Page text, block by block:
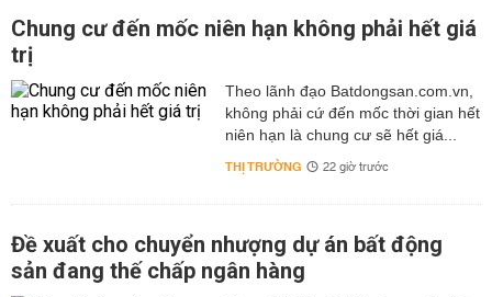
Chung cư đến mốc niên hạn không phải hết giá
trị
Theo lãnh đạo Batdongsan.com.vn,
không phải cứ đến mốc thời gian hết
niên hạn là chung cư sẽ hết giá...
THỊ TRƯỜNG 22 giờ trước
Đề xuất cho chuyển nhượng dự án bất động
sản đang thế chấp ngân hàng